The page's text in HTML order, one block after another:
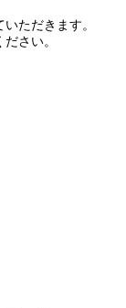
ただきます。
さい。